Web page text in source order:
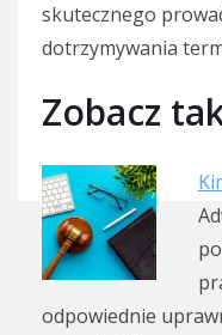
skutecznego
dotrzymywania
Zobacz
odpowiednie